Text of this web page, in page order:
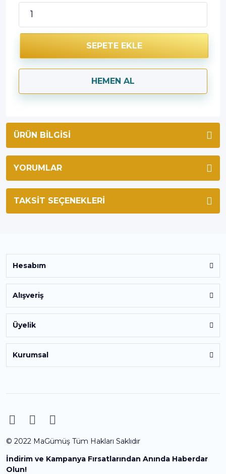
SEPETE EKLE
HEMEN AL
ÜRÜN BILGISI
YORUMLAR
TAKSIT SEÇENEKLERI
Hesabım
Alışveriş
Üyelik
Kurumsal
© 2022 MaGümüş Tüm Hakları Saklıdır
İndirim ve Kampanya Fırsatlarından Anında Haberdar
Olun!